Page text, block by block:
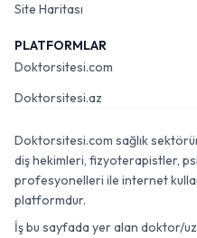
Site Haritası
PLATFORMLAR
Doktorsitesi.com
Doktorsitesi.az
Doktorsitesi.com sağlık
diş hekimleri, fizyoterapistler,
profesyonelleri ile internet
platformdur.
İş bu sayfada yer alan doktor/